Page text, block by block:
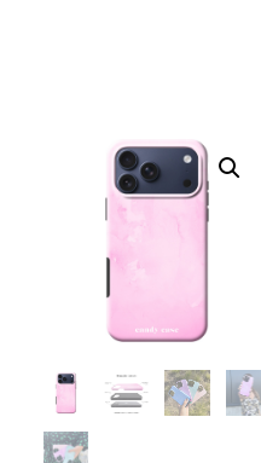
Collecties